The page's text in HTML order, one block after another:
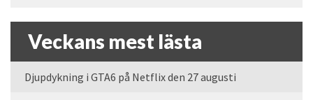
Veckans mest lästa
Djupdykning i GTA6 på Netflix den 27 augusti